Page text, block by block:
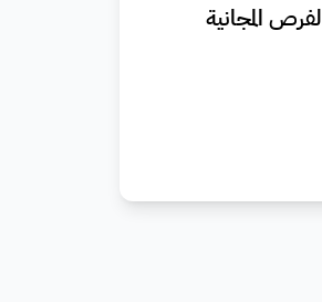
المجانية